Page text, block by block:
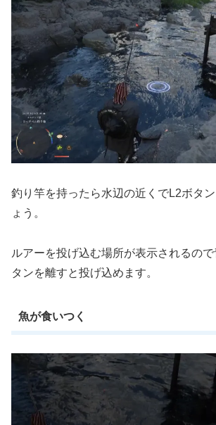
釣り竿を持ったら水辺の近くでL2ボタ
ょう。
ルアーを投げ込む場所が表示されるの
タンを離すと投げ込めます。
魚が食いつく